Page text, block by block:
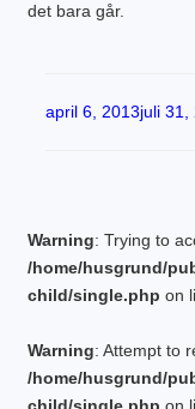
det bara går.
Publicerat
april 6, 2013juli 31,
Warning: Trying to
/home/husgrund/
child/single.php on
Warning: Attempt to
/home/husgrund/